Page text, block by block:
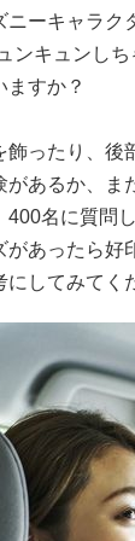
ーキャラク
ンキュンし
ますか？
飾ったり、
あるか、
名に質問
あったら
してみてく